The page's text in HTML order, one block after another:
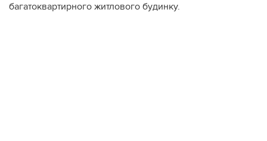
багатоквартирного житлового будинку.